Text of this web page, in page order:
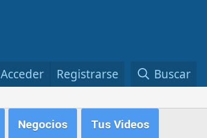
Acceder Registrarse Buscar
Negocios Tus Videos